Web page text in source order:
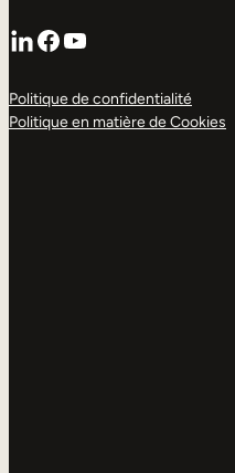
LinkedIn
Facebook
YouTube
Politique de confidentialité
Politique en matière de Cookies